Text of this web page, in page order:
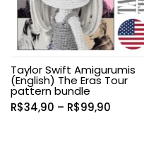
Taylor Swift Amigurumis
(English) The Eras Tour
pattern bundle
R$34,90 – R$99,90